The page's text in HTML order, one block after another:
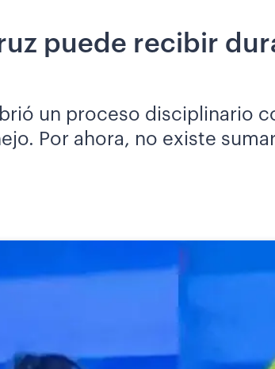
puede recibir
un proceso disciplinario
Por ahora, no existe